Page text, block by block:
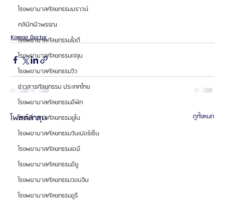
โรงพยาบาลศัลยกรรมบราวน์
คลินิกผิวพรรณ
โรงพยาบาลศัลยกรรมไอดี
โรงพยาบาลศัลยกรรมเจจุน
โรงพยาบาลศัลยกรรมวิว
ข่าวสารศัลยกรรม ประเทศไทย
โรงพยาบาลศัลยกรรมอีพิก
โรงพยาบาลศัลยกรรมยูโน
โรงพยาบาลศัลยกรรมวันเปอร์เซ็น
โรงพยาบาลศัลยกรรมเอบี
โรงพยาบาลศัลยกรรมอียู
โรงพยาบาลศัลยกรรมวอนจิน
โรงพยาบาลศัลยกรรมอูรี
Korean Doctor
โพสต์ล่าสุด ดูทั้งหมด